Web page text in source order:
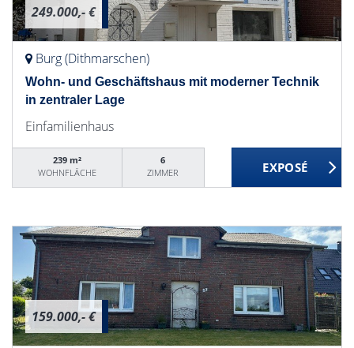
249.000,- €
Burg (Dithmarschen)
Wohn- und Geschäftshaus mit moderner Technik
in zentraler Lage
Einfamilienhaus
239 m²
WOHNFLÄCHE
6
ZIMMER
159.000,- €